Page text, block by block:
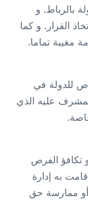
بالرباط. و
القرار. و كما
مغيبة تماما.
للدولة في
عليه الذي
تكافؤ الفرص
به إدارة
ممارسة حق